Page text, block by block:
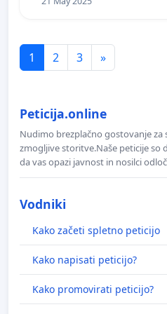
1 2 3 »
Peticija.online
Nudimo brezplačno gostovanje
zmogljive storitve.Naše peticije so
da vas opazi javnost in nosilci
Vodniki
Kako začeti spletno peticijo
Kako napisati peticijo?
Kako promovirati peticijo?